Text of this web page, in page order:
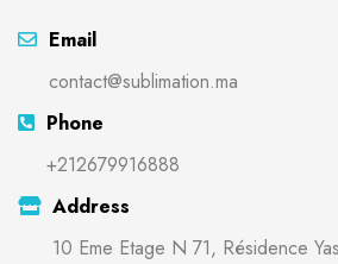
Email
contact@sublimation.ma
Phone
+212679916888
Address
10 Eme Etage N 71, Résidence